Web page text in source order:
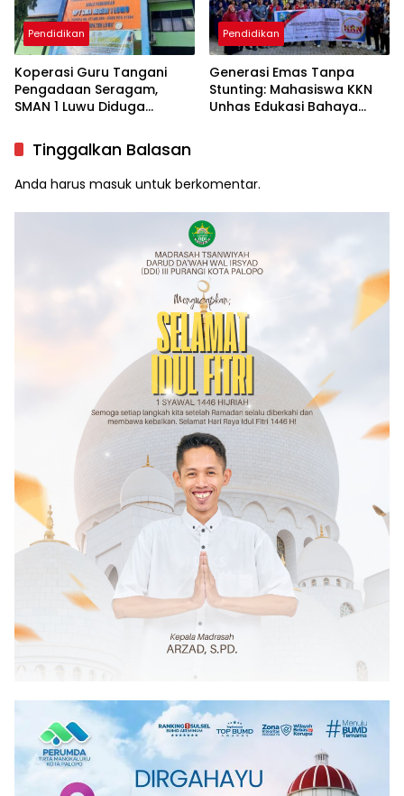
Pendidikan
Koperasi Guru Tangani
Pengadaan Seragam,
SMAN 1 Luwu Diduga
Pendidikan
Generasi Emas Tanpa
Stunting: Mahasiswa KKN
Unhas Edukasi Bahaya
Tinggalkan Balasan
Anda harus masuk untuk berkomentar.